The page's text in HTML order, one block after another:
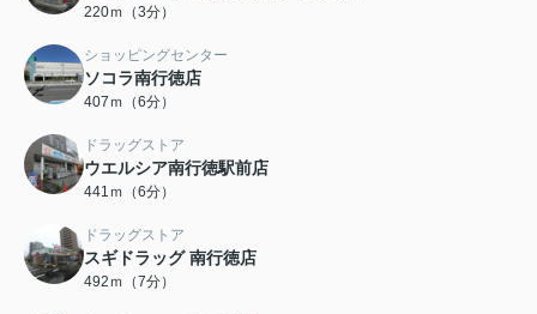
220ｍ（3分）
ショッピングセンター
ソコラ南行徳店
407ｍ（6分）
ドラッグストア
ウエルシア南行徳駅前店
441ｍ（6分）
ドラッグストア
スギドラッグ 南行徳店
492ｍ（7分）